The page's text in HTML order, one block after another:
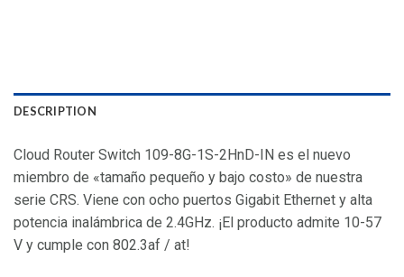
DESCRIPTION
Cloud Router Switch 109-8G-1S-2HnD-IN es el nuevo
miembro de «tamaño pequeño y bajo costo» de nuestra
serie CRS. Viene con ocho puertos Gigabit Ethernet y alta
potencia inalámbrica de 2.4GHz. ¡El producto admite 10-57
V y cumple con 802.3af / at!